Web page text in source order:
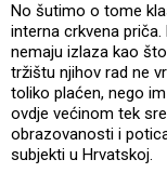
No šutimo o tome
interna crkvena
nemaju izlaza kao
tržištu njihov rad ne
toliko plaćen, nego
ovdje većinom tek
obrazovanosti i
subjekti u Hrvatskoj.